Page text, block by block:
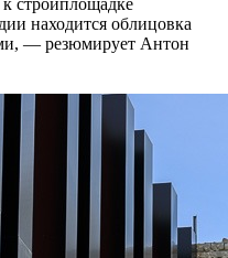
находится облицовка
— резюмирует Антон